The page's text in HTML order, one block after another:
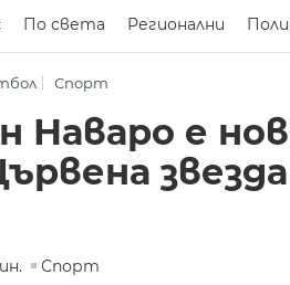
По света Регионални
Спорт
Наваро е
звезда
Спорт